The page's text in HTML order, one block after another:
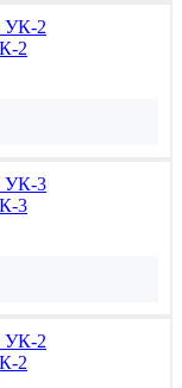
2
3
2